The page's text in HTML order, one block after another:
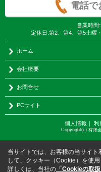
電話で
営業時間
定休日:第2、第4、第5土曜
ホーム
会社概要
お問合せ
PCサイト
個人情報 利
Copyright(c) 有限
当サイトでは、お客様の当サイ
して、クッキー（Cookie）を使用
詳しくは、当社の 「Cookieの取